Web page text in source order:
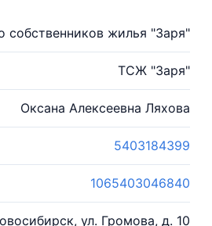
собственников жилья "Заря"
ТСЖ "Заря"
Оксана Алексеевна Ляхова
5403184399
1065403046840
ул. Громова, д. 10